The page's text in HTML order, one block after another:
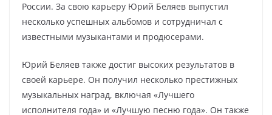
России. За свою карьеру Юрий Беляев выпустил
несколько успешных альбомов и сотрудничал с
известными музыкантами и продюсерами.
Юрий Беляев также достиг высоких результатов в
своей карьере. Он получил несколько престижных
музыкальных наград, включая «Лучшего
исполнителя года» и «Лучшую песню года». Он также